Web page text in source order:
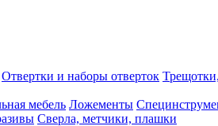
Отвертки и наборы отверток
мебель Ложементы
Сверла, метчики, плашки